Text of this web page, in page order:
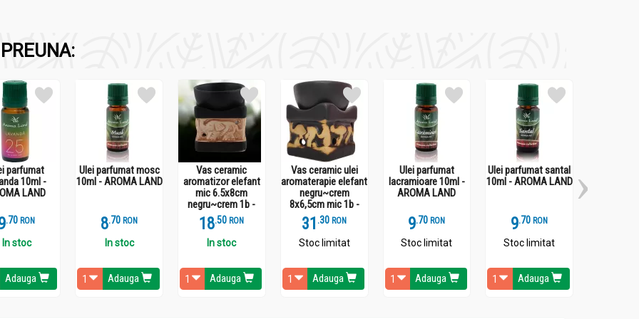
FICAT DE COD, LYSI
parfumat
10ml -
LAND
.7 RON
In stoc
Adauga
Ulei parfumat mosc
10ml - AROMA LAND
8.7 RON
In stoc
Adauga
Vas ceramic
aromatizor elefant
mic 6.5x8cm
negru~crem 1b -
AROMA LAND
18.5 RON
In stoc
Adauga
Vas ceramic ulei
aromaterapie elefant
negru~crem
8x6,5cm mic 1b -
LCA
31 .3 RON
Stoc limitat
Adauga
Ulei parfumat
lacramioare 10ml -
AROMA LAND
9.7 RON
Stoc limitat
Adauga
Ulei parfumat santal
10ml - AROMA LAND
9.7 RON
Stoc limitat
Adauga